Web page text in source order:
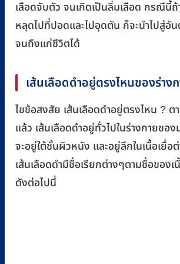
เลือดจับตัว จนเกิดเป็นลิ่มเลือด กรณีนี้ถ้
หลุดไปที่ปอดและไปอุดตัน ก็จะนำไปสู่อั
จนถึงแก่ชีวิตได้
เส้นเลือดดำอยู่ตรงไหนของร่างก
ไขข้อสงสัย เส้นเลือดดำอยู่ตรงไหน ? ต
แล้ว เส้นเลือดดำอยู่ทั่วไปในร่างกายขอ
จะอยู่ใต้ชั้นผิวหนัง และอยู่ลึกในเนื้อเยื่อต่
เส้นเลือดดำมีชื่อเรียกต่างๆตามชื่อของเ
ดังต่อไปนี้